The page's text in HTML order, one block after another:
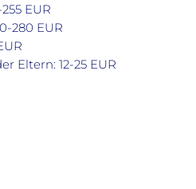
EUR
280 EUR
Eltern: 12-25 EUR